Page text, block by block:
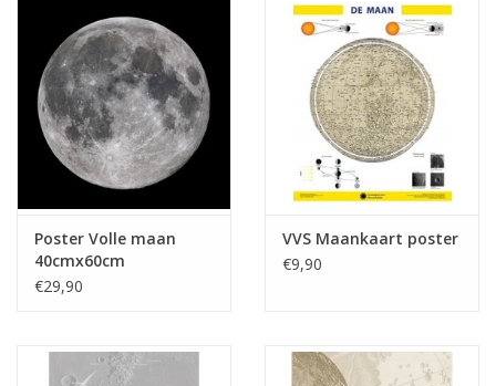
Poster Volle maan
40cmx60cm
€29,90
VVS Maankaart poster
€9,90